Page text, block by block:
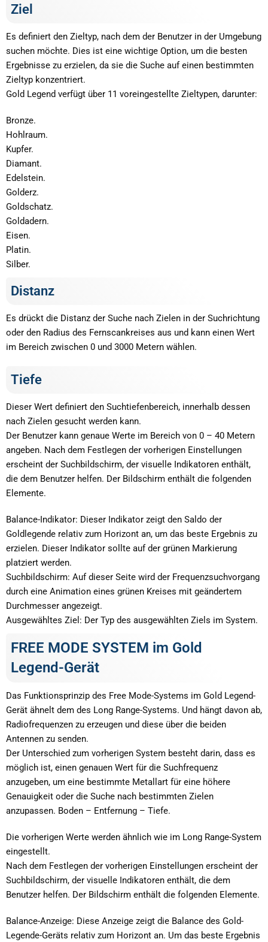
Ziel
Es definiert den Zieltyp, nach dem der Benutzer in der Umgebung
suchen möchte. Dies ist eine wichtige Option, um die besten
Ergebnisse zu erzielen, da sie die Suche auf einen bestimmten
Zieltyp konzentriert.
Gold Legend verfügt über 11 voreingestellte Zieltypen, darunter:
Bronze.
Hohlraum.
Kupfer.
Diamant.
Edelstein.
Golderz.
Goldschatz.
Goldadern.
Eisen.
Platin.
Silber.
Distanz
Es drückt die Distanz der Suche nach Zielen in der Suchrichtung
oder den Radius des Fernscankreises aus und kann einen Wert
im Bereich zwischen 0 und 3000 Metern wählen.
Tiefe
Dieser Wert definiert den Suchtiefenbereich, innerhalb dessen
nach Zielen gesucht werden kann.
Der Benutzer kann genaue Werte im Bereich von 0 – 40 Metern
angeben. Nach dem Festlegen der vorherigen Einstellungen
erscheint der Suchbildschirm, der visuelle Indikatoren enthält,
die dem Benutzer helfen. Der Bildschirm enthält die folgenden
Elemente.
Balance-Indikator: Dieser Indikator zeigt den Saldo der
Goldlegende relativ zum Horizont an, um das beste Ergebnis zu
erzielen. Dieser Indikator sollte auf der grünen Markierung
platziert werden.
Suchbildschirm: Auf dieser Seite wird der Frequenzsuchvorgang
durch eine Animation eines grünen Kreises mit geändertem
Durchmesser angezeigt.
Ausgewähltes Ziel: Der Typ des ausgewählten Ziels im System.
FREE MODE SYSTEM im Gold
Legend-Gerät
Das Funktionsprinzip des Free Mode-Systems im Gold Legend-
Gerät ähnelt dem des Long Range-Systems. Und hängt davon ab,
Radiofrequenzen zu erzeugen und diese über die beiden
Antennen zu senden.
Der Unterschied zum vorherigen System besteht darin, dass es
möglich ist, einen genauen Wert für die Suchfrequenz
anzugeben, um eine bestimmte Metallart für eine höhere
Genauigkeit oder die Suche nach bestimmten Zielen
anzupassen. Boden – Entfernung – Tiefe.
Die vorherigen Werte werden ähnlich wie im Long Range-System
eingestellt.
Nach dem Festlegen der vorherigen Einstellungen erscheint der
Suchbildschirm, der visuelle Indikatoren enthält, die dem
Benutzer helfen. Der Bildschirm enthält die folgenden Elemente.
Balance-Anzeige: Diese Anzeige zeigt die Balance des Gold-
Legende-Geräts relativ zum Horizont an. Um das beste Ergebnis